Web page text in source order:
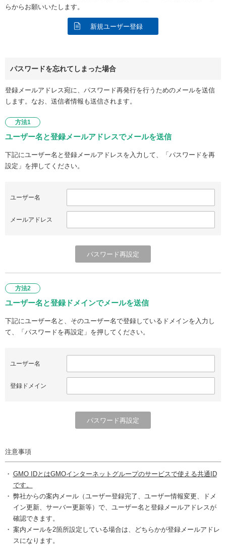
らからお願いいたします。
新規ユーザー登録
パスワードを忘れてしまった場合
登録メールアドレス宛に、パスワード再発行を行うためのメールを送信
します。なお、送信者情報も送信されます。
方法1
ユーザー名と登録メールアドレスでメールを送信
下記にユーザー名と登録メールアドレスを入力して、「パスワードを再
設定」を押してください。
ユーザー名
メールアドレス
方法2
ユーザー名と登録ドメインでメールを送信
下記にユーザー名と、そのユーザー名で登録しているドメインを入力し
て、「パスワードを再設定」を押してください。
ユーザー名
登録ドメイン
注意事項
GMO IDとはGMOインターネットグループのサービスで使える共通ID
です。
弊社からの案内メール（ユーザー登録完了、ユーザー情報変更、ドメ
イン更新、サーバー更新等）で、ユーザー名と登録メールアドレスが
確認できます。
案内メールを2箇所設定している場合は、どちらかが登録メールアドレ
スになります。